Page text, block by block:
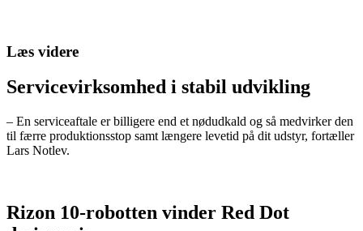
Læs videre
Servicevirksomhed i stabil udvikling
– En serviceaftale er billigere end et nødudkald og så medvirker den
til færre produktionsstop samt længere levetid på dit udstyr, fortæller
Lars Notlev.
Rizon 10-robotten vinder Red Dot